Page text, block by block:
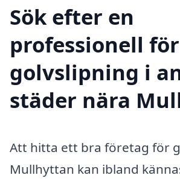
Sök efter en
professionell för
golvslipning i
städer nära
Att hitta ett bra företag för
Mullhyttan kan ibland